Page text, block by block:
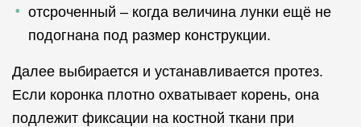
отсроченный – когда величина лунки ещё не
подогнана под размер конструкции.
Далее выбирается и устанавливается протез.
Если коронка плотно охватывает корень, она
подлежит фиксации на костной ткани при